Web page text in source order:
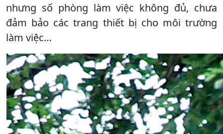
nhưng số phòng làm việc không đủ, chưa
đảm bảo các trang thiết bị cho môi trường
làm việc…